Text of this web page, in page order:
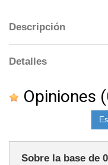
Descripción
Detalles
Opiniones
Sobre la base de 0